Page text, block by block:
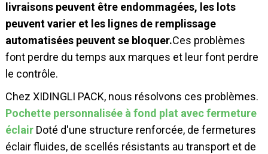
livraisons peuvent être endommagées, les lots
peuvent varier et les lignes de remplissage
automatisées peuvent se bloquer.Ces problèmes
font perdre du temps aux marques et leur font perdre
le contrôle.
Chez XIDINGLI PACK, nous résolvons ces problèmes.
Pochette personnalisée à fond plat avec fermeture
éclair Doté d'une structure renforcée, de fermetures
éclair fluides, de scellés résistants au transport et de